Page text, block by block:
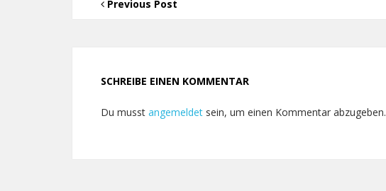
Previous Post
SCHREIBE EINEN KOMMENTAR
Du musst angemeldet sein, um einen Kommentar abzugeben.